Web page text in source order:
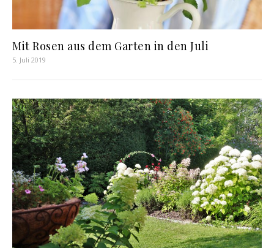
Mit Rosen aus dem Garten in den Juli
5. Juli 2019